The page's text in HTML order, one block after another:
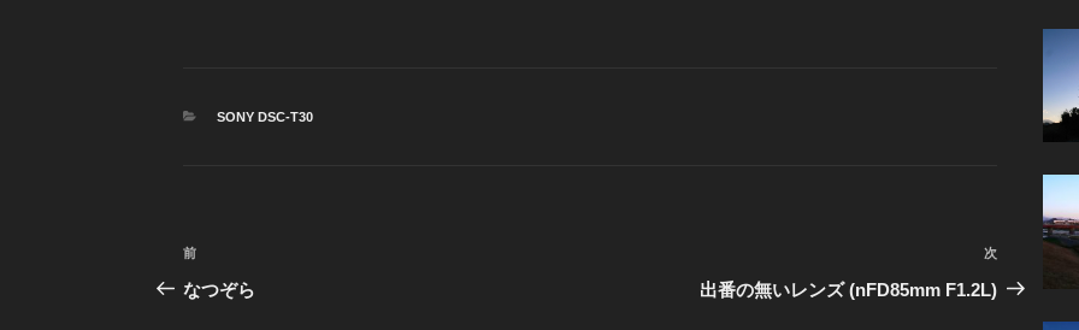
カ
SONY DSC-T30
投
稿
前
の
前
なつぞら
次
の
次
出番の無いレンズ (nFD85mm F1.2L)